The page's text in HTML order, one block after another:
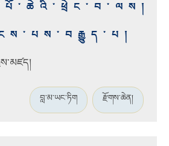
བླ་མ་ཡང་ཏིག རྫོགས་ཆེན།